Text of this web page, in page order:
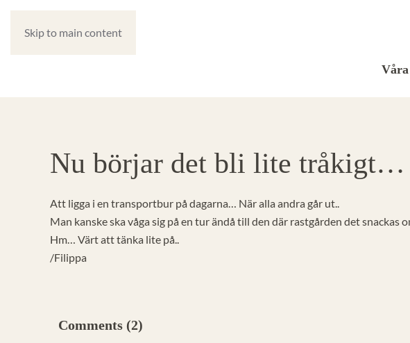
Skip to main content
Nu börjar det bli lite tråkigt…
Att ligga i en transportbur på dagarna… När alla andra går ut..
Man kanske ska våga sig på en tur ändå till den där rastgården det snackas
Hm… Värt att tänka lite på..
/Filippa
Comments (2)